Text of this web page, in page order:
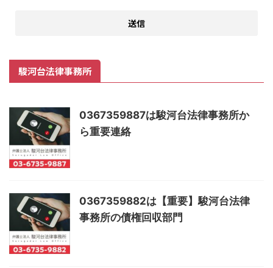
駿河台法律事務所
0367359887は駿河台法律事務所か
ら重要連絡
0367359882は【重要】駿河台法律
事務所の債権回収部門